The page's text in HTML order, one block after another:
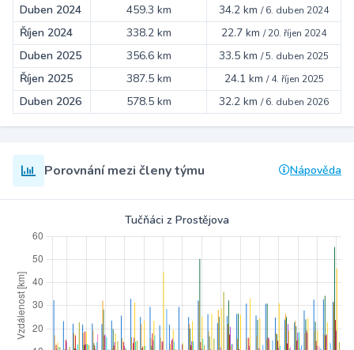
Duben 2024 459.3 km 34.2 km /6. duben 2024
Říjen 2024 338.2 km 22.7 km /20. říjen 2024
Duben 2025 356.6 km 33.5 km /5. duben 2025
Říjen 2025 387.5 km 24.1 km /4. říjen 2025
Duben 2026 578.5 km 32.2 km /6. duben 2026
Porovnání mezi členy týmu Nápověda
Tučňáci z Prostějova